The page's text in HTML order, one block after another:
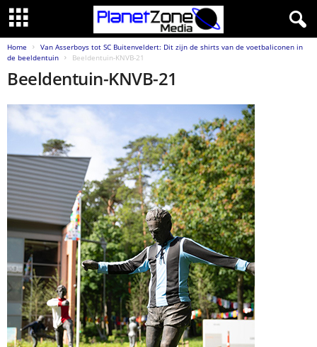
Home
Van Asserboys tot SC Buitenveldert: Dit zijn de shirts van de voetbaliconen in
de beeldentuin
Beeldentuin-KNVB-21
Beeldentuin-KNVB-21